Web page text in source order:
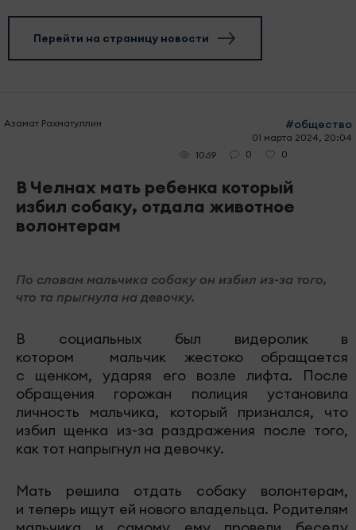
Перейти на страницу новости
Азамат Рахматуллин #общество
01 марта 2024, 20:04
1069
0 0
В Челнах мать ребенка который
избил собаку, отдала животное
волонтерам
По словам мальчика собаку он избил из-за того,
что та прыгнула на девочку.
В социальных был видеролик в
котором мальчик жестоко обращается
с щенком, ударяя его возле лифта. После
обращения горожан полиция установила
личность мальчика, который признался, что
избил щенка из-за раздражения после того,
как тот напрыгнул на девочку.
Мать решила отдать собаку волонтерам,
и теперь ищут ей нового владельца. Родителям